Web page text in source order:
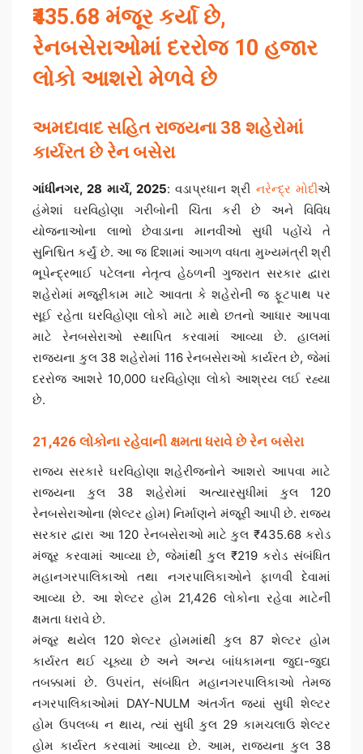
₹435.68 મંજૂર કર્યા છે,
રેનબસેરાઓમાં દરરોજ 10 હજાર
લોકો આશરો મેળવે છે
અમદાવાદ સહિત રાજ્યના 38 શહેરોમાં
કાર્યરત છે રેન બસેરા
ગાંધીનગર, 28 માર્ચ, 2025: વડાપ્રધાન શ્રી નરેન્દ્ર મોદીએ
હંમેશાં ઘરવિહોણા ગરીબોની ચિંતા કરી છે અને વિવિધ
યોજનાઓના લાભો છેવાડાના માનવીઓ સુધી પહોંચે તે
સુનિશ્ચિત કર્યું છે. આ જ દિશામાં આગળ વધતા મુખ્યમંત્રી શ્રી
ભૂપેન્દ્રભાઈ પટેલના નેતૃત્વ હેઠળની ગુજરાત સરકાર દ્વારા
શહેરોમાં મજૂરીકામ માટે આવતા કે શહેરોની જ ફૂટપાથ પર
સૂઈ રહેતા ઘરવિહોણા લોકો માટે માથે છતનો આધાર આપવા
માટે રેનબસેરાઓ સ્થાપિત કરવામાં આવ્યા છે. હાલમાં
રાજ્યના કુલ 38 શહેરોમાં 116 રેનબસેરાઓ કાર્યરત છે, જેમાં
દરરોજ આશરે 10,000 ઘરવિહોણા લોકો આશ્રય લઈ રહ્યા
છે.
21,426 લોકોના રહેવાની ક્ષમતા ધરાવે છે રેન બસેરા
રાજ્ય સરકારે ઘરવિહોણા શહેરીજનોને આશરો આપવા માટે
રાજ્યના કુલ 38 શહેરોમાં અત્યારસુધીમાં કુલ 120
રેનબસેરાઓના (શેલ્ટર હોમ) નિર્માણને મંજૂરી આપી છે. રાજ્ય
સરકાર દ્વારા આ 120 રેનબસેરાઓ માટે કુલ ₹435.68 કરોડ
મંજૂર કરવામાં આવ્યા છે, જેમાંથી કુલ ₹219 કરોડ સંબંધિત
મહાનગરપાલિકાઓ તથા નગરપાલિકાઓને ફાળવી દેવામાં
આવ્યા છે. આ શેલ્ટર હોમ 21,426 લોકોના રહેવા માટેની
ક્ષમતા ધરાવે છે.
મંજૂર થયેલ 120 શેલ્ટર હોમમાંથી કુલ 87 શેલ્ટર હોમ
કાર્યરત થઈ ચૂક્યા છે અને અન્ય બાંધકામના જુદા-જુદા
તબક્કામાં છે. ઉપરાંત, સંબંધિત મહાનગરપાલિકાઓ તેમજ
નગરપાલિકાઓમાં DAY-NULM અંતર્ગત જ્યાં સુધી શેલ્ટર
હોમ ઉપલબ્ધ ન થાય, ત્યાં સુધી કુલ 29 કામચલાઉ શેલ્ટર
હોમ કાર્યરત કરવામાં આવ્યા છે. આમ, રાજ્યના કુલ 38